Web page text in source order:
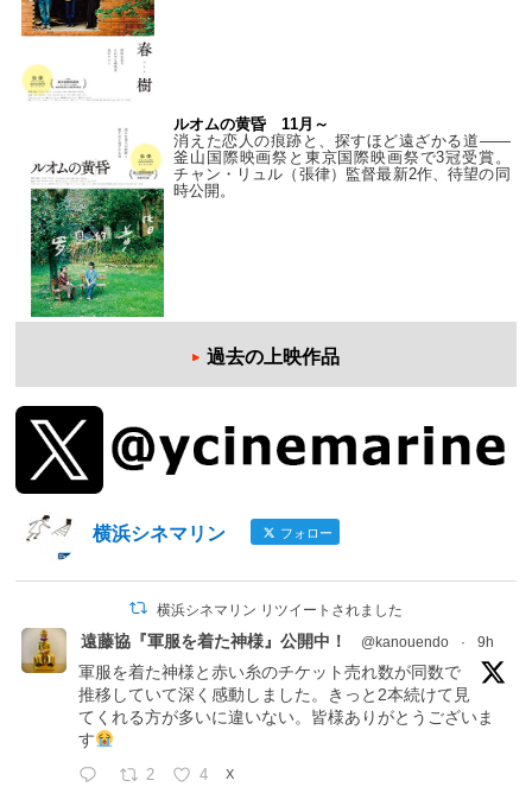
ルオムの黄昏 11月～
消えた恋人の痕跡と、探すほど遠ざかる道——
釜山国際映画祭と東京国際映画祭で3冠受賞。
チャン・リュル（張律）監督最新2作、待望の同
時公開。
過去の上映作品
横浜シネマリン フォロー
横浜シネマリン リツイートされました
遠藤協『軍服を着た神様』公開中！ @kanouendo · 9h
軍服を着た神様と赤い糸のチケット売れ数が同数で
推移していて深く感動しました。きっと2本続けて見
てくれる方が多いに違いない。皆様ありがとうございま
す
2 4 X